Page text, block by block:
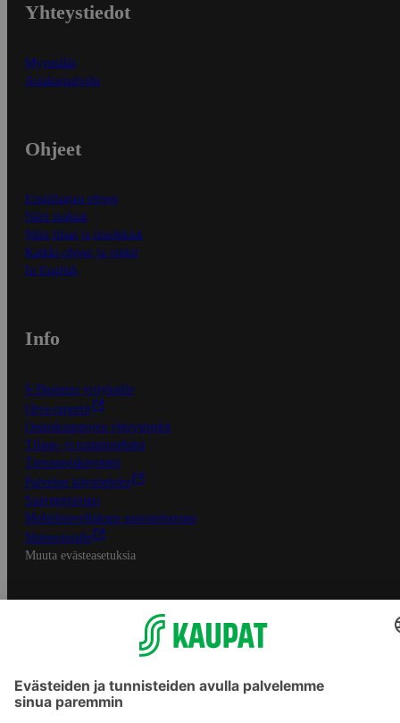
Yhteystiedot
Myymälät
Asiakaspalvelu
Ohjeet
Ensitilaajan ohjeet
Näin maksat
Näin tilaat ja muokkaat
Kaikki ohjeet ja vinkit
In English
Info
S-Business yrityksille
Oiva-raportit
Osuuskauppojen yhteystiedot
Tilaus- ja toimitusehdot
Tietosuojakäytäntö
Palvelun käyttöehdot
Saavutettavuus
Mobiilisovelluksen saavutettavuus
Mainostajalle
Muuta evästeasetuksia
S-ryhmän palvelut
Asiakasomistajuus
Yhteishyvä Ruoka -sovellus